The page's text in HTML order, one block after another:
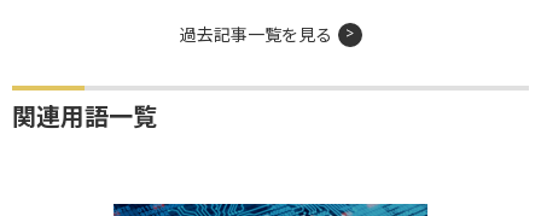
過去記事一覧を見る
関連用語一覧